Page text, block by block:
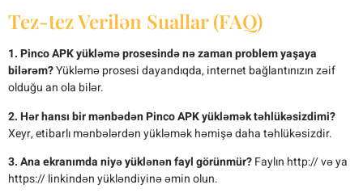
Tez-tez Verilən Suallar (FAQ)
1. Pinco APK yükləmə prosesində nə zaman problem yaşaya
bilərəm?Yükləmə prosesi dayandıqda, internet bağlantınızın zəif
olduğu an ola bilər.
2. Hər hansı bir mənbədən Pinco APK yükləmək təhlükəsizdimi?
Xeyr, etibarlı mənbələrdən yükləmək həmişə daha təhlükəsizdir.
3. Ana ekranımda niyə yüklənən fayl görünmür?Faylın http:// və ya
https:// linkindən yükləndiyinə əmin olun.